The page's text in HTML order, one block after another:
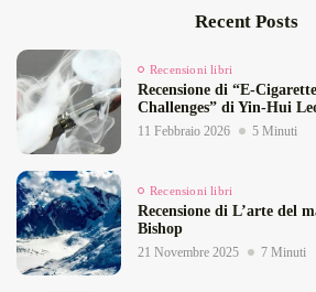
Recent Posts
Recensioni libri
Recensione di
Challenges” di Yin‑Hui
11 Febbraio 2026 5 Minuti
Recensioni libri
Recensione di L’arte del
Bishop
21 Novembre 2025 7 Minuti